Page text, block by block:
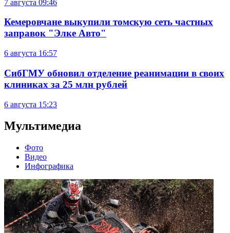
7 августа 09:46
Кемеровчане выкупили томскую сеть частных
заправок "Элке Авто"
6 августа 16:57
СибГМУ обновил отделение реанимации в своих
клиниках за 25 млн рублей
6 августа 15:23
Мультимедиа
Фото
Видео
Инфографика